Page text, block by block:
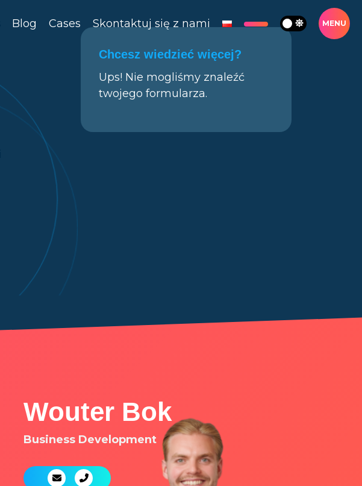
Blog Cases Skontaktuj się z nami MENU
Chcesz wiedzieć więcej?
Ups! Nie mogliśmy znaleźć
twojego formularza.
Wouter Bok
Business Development